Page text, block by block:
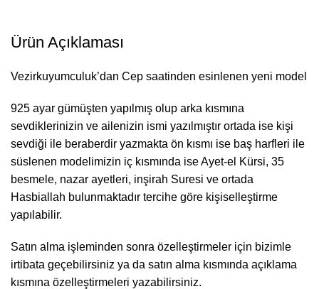
Ürün Açıklaması
Vezirkuyumculuk’dan Cep saatinden esinlenen yeni model
925 ayar gümüşten yapılmış olup arka kısmına
sevdiklerinizin ve ailenizin ismi yazılmıştır ortada ise kişi
sevdiği ile beraberdir yazmakta ön kısmı ise baş harfleri ile
süslenen modelimizin iç kısmında ise Ayet-el Kürsi, 35
besmele, nazar ayetleri, inşirah Suresi ve ortada
Hasbiallah bulunmaktadır tercihe göre kişiselleştirme
yapılabilir.
Satın alma işleminden sonra özelleştirmeler için bizimle
irtibata geçebilirsiniz ya da satın alma kısmında açıklama
kısmına özelleştirmeleri yazabilirsiniz.